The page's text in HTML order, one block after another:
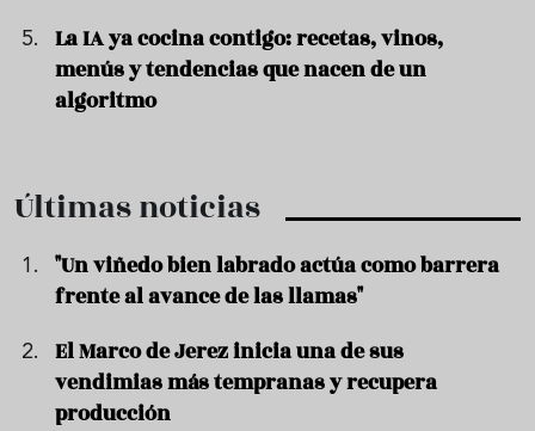
La IA ya cocina contigo: recetas, vinos,
menús y tendencias que nacen de un
algoritmo
Últimas noticias
"Un viñedo bien labrado actúa como barrera
frente al avance de las llamas"
El Marco de Jerez inicia una de sus
vendimias más tempranas y recupera
producción